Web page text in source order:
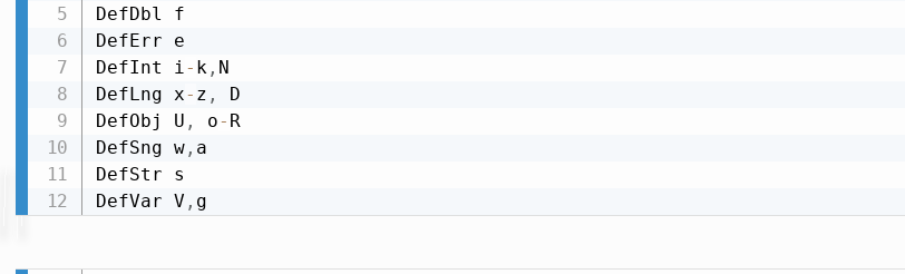
DefDbl f
DefErr e
DefInt i- k, N
DefLng x- z ,
D
DefObj U , o- R
DefSng w, a
DefStr s
DefVar V , g